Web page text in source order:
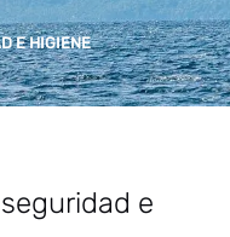
E HIGIENE
e